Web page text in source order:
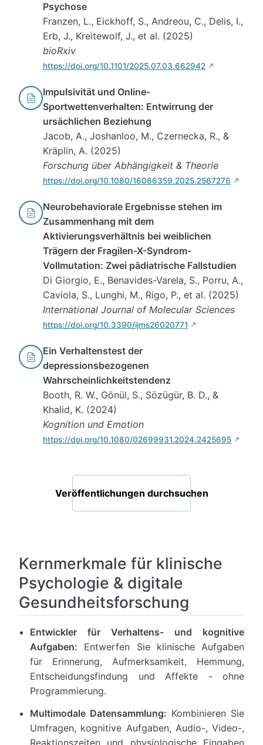
Psychose
Franzen, L., Eickhoff, S., Andreou, C., Delis, I.,
Erb, J., Kreitewolf, J., et al. (2025)
bioRxiv
https://doi.org/10.1101/2025.07.03.662942
Impulsivität und Online-
Sportwettenverhalten: Entwirrung der
ursächlichen Beziehung
Jacob, A., Joshanloo, M., Czernecka, R., &
Kräplin, A. (2025)
Forschung über Abhängigkeit & Theorie
https://doi.org/10.1080/16066359.2025.2567276
Neurobehaviorale Ergebnisse stehen im
Zusammenhang mit dem
Aktivierungsverhältnis bei weiblichen
Trägern der Fragilen-X-Syndrom-
Vollmutation: Zwei pädiatrische Fallstudien
Di Giorgio, E., Benavides-Varela, S., Porru, A.,
Caviola, S., Lunghi, M., Rigo, P., et al. (2025)
International Journal of Molecular Sciences
https://doi.org/10.3390/ijms26020771
Ein Verhaltenstest der
depressionsbezogenen
Wahrscheinlichkeitstendenz
Booth, R. W., Gönül, S., Sözügür, B. D., &
Khalid, K. (2024)
Kognition und Emotion
https://doi.org/10.1080/02699931.2024.2425695
Veröffentlichungen durchsuchen
Kernmerkmale für klinische
Psychologie & digitale
Gesundheitsforschung
Entwickler für Verhaltens- und kognitive
Aufgaben: Entwerfen Sie klinische Aufgaben
für Erinnerung, Aufmerksamkeit, Hemmung,
Entscheidungsfindung und Affekte - ohne
Programmierung.
Multimodale Datensammlung: Kombinieren Sie
Umfragen, kognitive Aufgaben, Audio-, Video-,
Reaktionszeiten und physiologische Eingaben